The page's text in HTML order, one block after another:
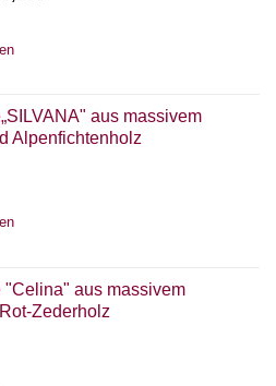
aus massivem
Alpenfichtenholz
"Celina" aus massivem
Zederholz